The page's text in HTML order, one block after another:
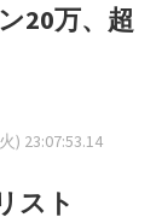
20万、超
) 23:07:53.14
スト